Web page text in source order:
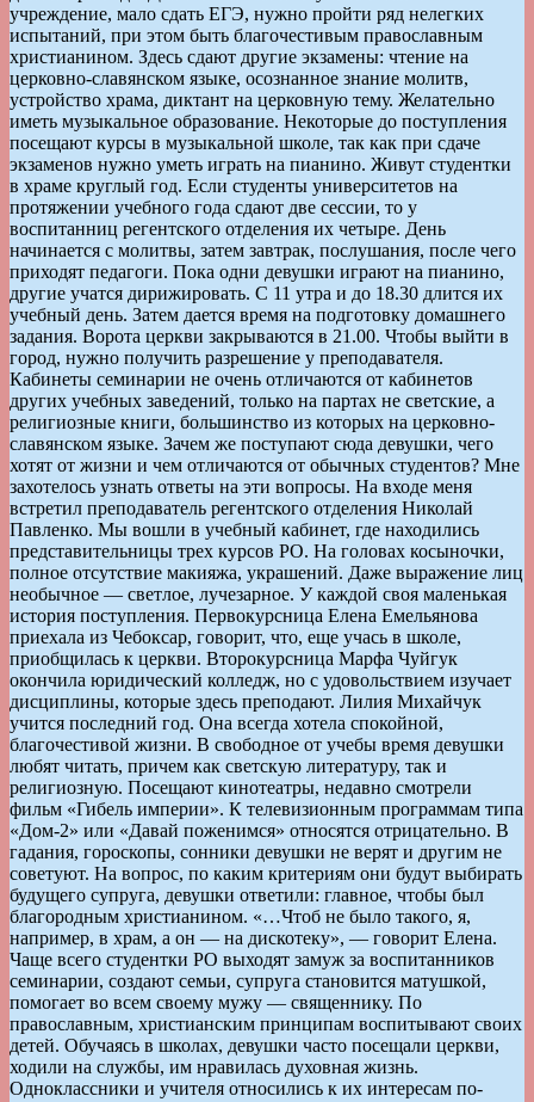
учреждение, мало сдать ЕГЭ, нужно пройти ряд нелегких
испытаний, при этом быть благочестивым православным
христианином. Здесь сдают другие экзамены: чтение на
церковно-славянском языке, осознанное знание молитв,
устройство храма, диктант на церковную тему. Желательно
иметь музыкальное образование. Некоторые до поступления
посещают курсы в музыкальной школе, так как при сдаче
экзаменов нужно уметь играть на пианино. Живут студентки
в храме круглый год. Если студенты университетов на
протяжении учебного года сдают две сессии, то у
воспитанниц регентского отделения их четыре. День
начинается с молитвы, затем завтрак, послушания, после чего
приходят педагоги. Пока одни девушки играют на пианино,
другие учатся дирижировать. С 11 утра и до 18.30 длится их
учебный день. Затем дается время на подготовку домашнего
задания. Ворота церкви закрываются в 21.00. Чтобы выйти в
город, нужно получить разрешение у преподавателя.
Кабинеты семинарии не очень отличаются от кабинетов
других учебных заведений, только на партах не светские, а
религиозные книги, большинство из которых на церковно-
славянском языке. Зачем же поступают сюда девушки, чего
хотят от жизни и чем отличаются от обычных студентов? Мне
захотелось узнать ответы на эти вопросы. На входе меня
встретил преподаватель регентского отделения Николай
Павленко. Мы вошли в учебный кабинет, где находились
представительницы трех курсов РО. На головах косыночки,
полное отсутствие макияжа, украшений. Даже выражение лиц
необычное — светлое, лучезарное. У каждой своя маленькая
история поступления. Первокурсница Елена Емельянова
приехала из Чебоксар, говорит, что, еще учась в школе,
приобщилась к церкви. Второкурсница Марфа Чуйгук
окончила юридический колледж, но с удовольствием изучает
дисциплины, которые здесь преподают. Лилия Михайчук
учится последний год. Она всегда хотела спокойной,
благочестивой жизни. В свободное от учебы время девушки
любят читать, причем как светскую литературу, так и
религиозную. Посещают кинотеатры, недавно смотрели
фильм «Гибель империи». К телевизионным программам типа
«Дом-2» или «Давай поженимся» относятся отрицательно. В
гадания, гороскопы, сонники девушки не верят и другим не
советуют. На вопрос, по каким критериям они будут выбирать
будущего супруга, девушки ответили: главное, чтобы был
благородным христианином. «…Чтоб не было такого, я,
например, в храм, а он — на дискотеку», — говорит Елена.
Чаще всего студентки РО выходят замуж за воспитанников
семинарии, создают семьи, супруга становится матушкой,
помогает во всем своему мужу — священнику. По
православным, христианским принципам воспитывают своих
детей. Обучаясь в школах, девушки часто посещали церкви,
ходили на службы, им нравилась духовная жизнь.
Одноклассники и учителя относились к их интересам по-